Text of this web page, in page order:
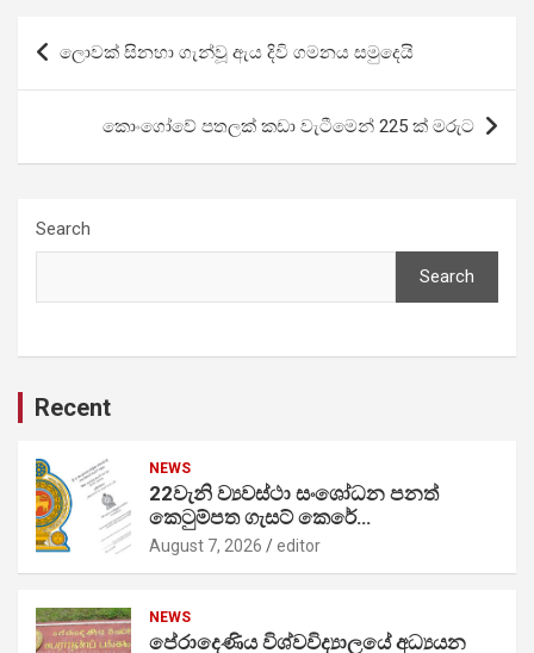
Post
navigation
ලොවක් සිනහා ගැන්වූ ඇය දිවි ගමනය සමුදෙයි
කොංගෝවේ පතලක් කඩා වැටීමෙන් 225 ක් මරුට
Search
Search
Recent
NEWS
22වැනි ව්‍යවස්ථා සංශෝධන පනත්
කෙටුම්පත ගැසට් කෙරේ…
August 7, 2026 editor
NEWS
පේරාදෙණිය විශ්වවිද්‍යාලයේ අධ්‍යයන